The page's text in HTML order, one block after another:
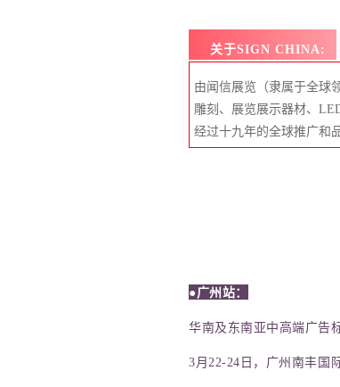
关于SIGN CHINA:
由闻信展览（隶属于全球
雕刻、展览展示器材、
经过十九年的全球推广和
●广州 站：
华南及东南亚中高端广告
3月22-24日，广州南丰国